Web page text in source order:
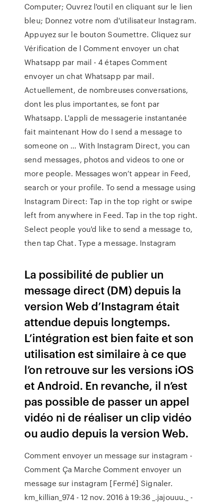
Computer; Ouvrez l'outil en cliquant sur le lien
bleu; Donnez votre nom d'utilisateur Instagram.
Appuyez sur le bouton Soumettre. Cliquez sur
Vérification de l Comment envoyer un chat
Whatsapp par mail - 4 étapes Comment
envoyer un chat Whatsapp par mail.
Actuellement, de nombreuses conversations,
dont les plus importantes, se font par
Whatsapp. L'appli de messagerie instantanée
fait maintenant How do I send a message to
someone on … With Instagram Direct, you can
send messages, photos and videos to one or
more people. Messages won’t appear in Feed,
search or your profile. To send a message using
Instagram Direct: Tap in the top right or swipe
left from anywhere in Feed. Tap in the top right.
Select people you'd like to send a message to,
then tap Chat. Type a message. Instagram
La possibilité de publier un
message direct (DM) depuis la
version Web d’Instagram était
attendue depuis longtemps.
L’intégration est bien faite et son
utilisation est similaire à ce que
l’on retrouve sur les versions iOS
et Android. En revanche, il n’est
pas possible de passer un appel
vidéo ni de réaliser un clip vidéo
ou audio depuis la version Web.
Comment envoyer un message sur instagram -
Comment Ça Marche Comment envoyer un
message sur instagram [Fermé] Signaler.
km_killian_974 - 12 nov. 2016 à 19:36 _.jajouuu._ -